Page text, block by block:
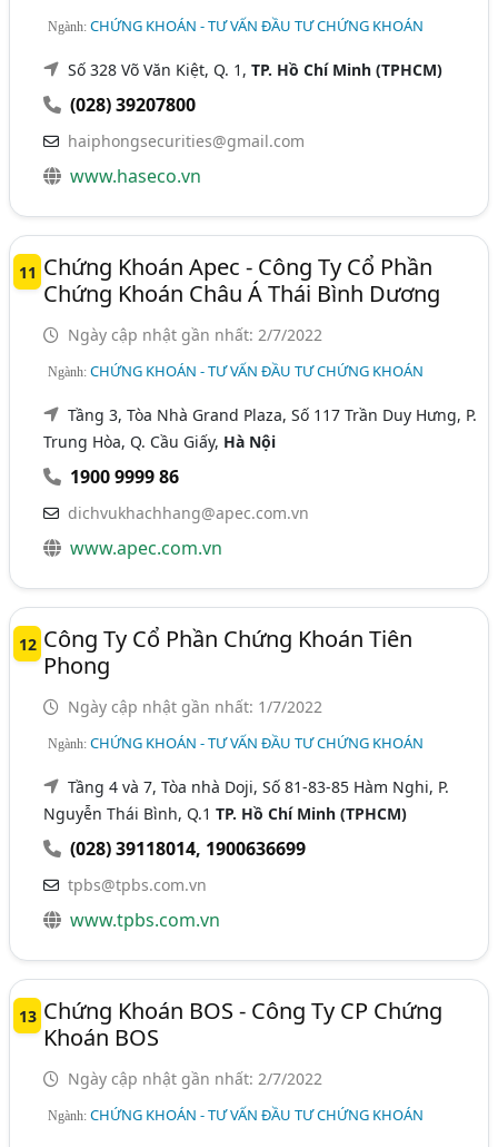
Ngành:CHỨNG KHOÁN - TƯ VẤN ĐẦU TƯ CHỨNG KHOÁN
Số 328 Võ Văn Kiệt, Q. 1,TP. Hồ Chí Minh (TPHCM)
(028) 39207800
haiphongsecurities@gmail.com
www.haseco.vn
11 Chứng Khoán Apec - Công Ty Cổ Phần
Chứng Khoán Châu Á Thái Bình Dương
Ngày cập nhật gần nhất: 2/7/2022
Ngành:CHỨNG KHOÁN - TƯ VẤN ĐẦU TƯ CHỨNG KHOÁN
Tầng 3, Tòa Nhà Grand Plaza, Số 117 Trần Duy Hưng, P.
Trung Hòa, Q. Cầu Giấy, Hà Nội
1900 9999 86
dichvukhachhang@apec.com.vn
www.apec.com.vn
12 Công Ty Cổ Phần Chứng Khoán Tiên
Phong
Ngày cập nhật gần nhất: 1/7/2022
Ngành:CHỨNG KHOÁN - TƯ VẤN ĐẦU TƯ CHỨNG KHOÁN
Tầng 4 và 7, Tòa nhà Doji, Số 81-83-85 Hàm Nghi, P.
Nguyễn Thái Bình, Q.1TP. Hồ Chí Minh (TPHCM)
(028) 39118014, 1900636699
tpbs@tpbs.com.vn
www.tpbs.com.vn
13 Chứng Khoán BOS - Công Ty CP Chứng
Khoán BOS
Ngày cập nhật gần nhất: 2/7/2022
Ngành:CHỨNG KHOÁN - TƯ VẤN ĐẦU TƯ CHỨNG KHOÁN